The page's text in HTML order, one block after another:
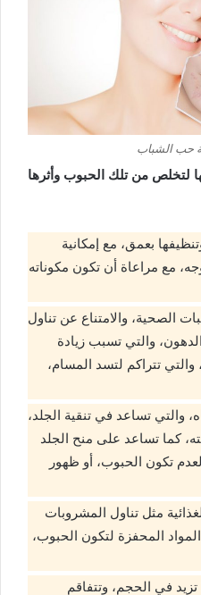
حب الشباب
لتخلص من تلك الحبوب وأثرها
بعمق، مع إمكانية
مع مراعاة أن تكون مكوناته
الصحية، والامتناع عن تناول
والتي تسبب زيادة
والتي تتراكم لتسد المسام،
والتي تساعد في تنقية الجلد،
كما تساعد على منح الجلد
تكون الحبوب، أو ظهور
مثل تناول المشروبات
المواد المحفزة لتكون الحبوب،
في الحجم، وتتفاقم